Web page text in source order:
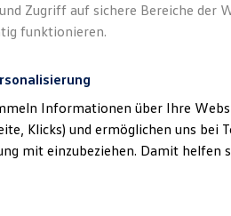
Zugriff auf sichere Bereiche der
funktionieren.
Informationen über Ihre
Klicks) und ermöglichen uns bei
mit einzubeziehen. Damit helfen